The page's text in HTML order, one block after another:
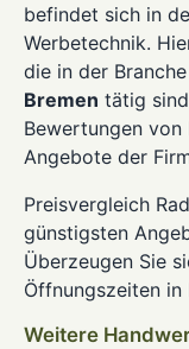
befindet sich in
Werbetechnik.
die in der Branche
Bremen tätig
Bewertungen von
Angebote der
Preisvergleich
günstigsten
Überzeugen Sie
Öffnungszeiten in
Weitere